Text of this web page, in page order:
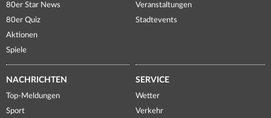
80er Star News
80er Quiz
Aktionen
Spiele
Veranstaltungen
Stadtevents
NACHRICHTEN
Top-Meldungen
Sport
SERVICE
Wetter
Verkehr